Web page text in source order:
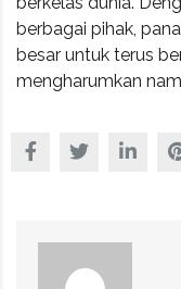
berbagai pihak,
besar untuk terus
mengharumkan